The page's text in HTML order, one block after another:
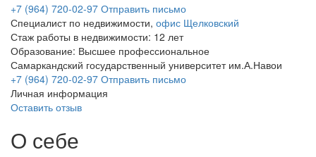
+7 (964) 720-02-97 Отправить письмо
Специалист по недвижимости, офис Щелковский
Стаж работы в недвижимости: 12 лет
Образование: Высшее профессиональное
Самаркандский государственный университет им.А.Навои
+7 (964) 720-02-97 Отправить письмо
Личная информация
Оставить отзыв
О себе